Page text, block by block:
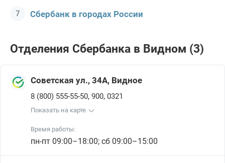
Сбербанк в городах России
Отделения Сбербанкa в Видном (3)
Советская ул., 34А, Видное
8 (800) 555-55-50, 900, 0321
Показать на карте
Время работы:
пн-пт 09:00–18:00; сб 09:00–15:00